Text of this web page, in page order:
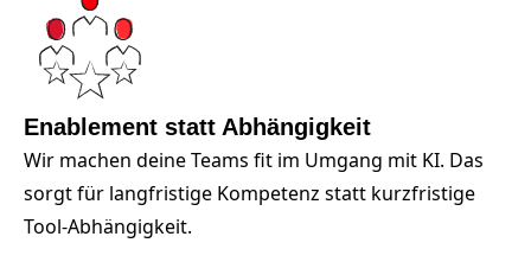
Enablement statt Abhängigkeit
Wir machen deine Teams fit im Umgang mit KI. Das
sorgt für langfristige Kompetenz statt kurzfristige
Tool-Abhängigkeit.